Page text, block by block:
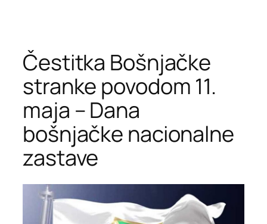
Čestitka Bošnjačke
stranke povodom 11.
maja – Dana
bošnjačke nacionalne
zastave